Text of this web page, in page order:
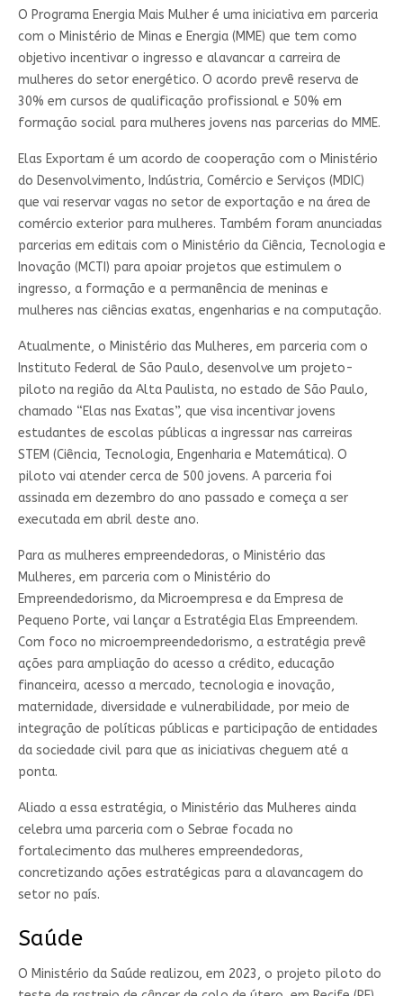
O Programa Energia Mais Mulher é uma iniciativa em parceria
com o Ministério de Minas e Energia (MME) que tem como
objetivo incentivar o ingresso e alavancar a carreira de
mulheres do setor energético. O acordo prevê reserva de
30% em cursos de qualificação profissional e 50% em
formação social para mulheres jovens nas parcerias do MME.
Elas Exportam é um acordo de cooperação com o Ministério
do Desenvolvimento, Indústria, Comércio e Serviços (MDIC)
que vai reservar vagas no setor de exportação e na área de
comércio exterior para mulheres. Também foram anunciadas
parcerias em editais com o Ministério da Ciência, Tecnologia e
Inovação (MCTI) para apoiar projetos que estimulem o
ingresso, a formação e a permanência de meninas e
mulheres nas ciências exatas, engenharias e na computação.
Atualmente, o Ministério das Mulheres, em parceria com o
Instituto Federal de São Paulo, desenvolve um projeto-
piloto na região da Alta Paulista, no estado de São Paulo,
chamado “Elas nas Exatas”, que visa incentivar jovens
estudantes de escolas públicas a ingressar nas carreiras
STEM (Ciência, Tecnologia, Engenharia e Matemática). O
piloto vai atender cerca de 500 jovens. A parceria foi
assinada em dezembro do ano passado e começa a ser
executada em abril deste ano.
Para as mulheres empreendedoras, o Ministério das
Mulheres, em parceria com o Ministério do
Empreendedorismo, da Microempresa e da Empresa de
Pequeno Porte, vai lançar a Estratégia Elas Empreendem.
Com foco no microempreendedorismo, a estratégia prevê
ações para ampliação do acesso a crédito, educação
financeira, acesso a mercado, tecnologia e inovação,
maternidade, diversidade e vulnerabilidade, por meio de
integração de políticas públicas e participação de entidades
da sociedade civil para que as iniciativas cheguem até a
ponta.
Aliado a essa estratégia, o Ministério das Mulheres ainda
celebra uma parceria com o Sebrae focada no
fortalecimento das mulheres empreendedoras,
concretizando ações estratégicas para a alavancagem do
setor no país.
Saúde
O Ministério da Saúde realizou, em 2023, o projeto piloto do